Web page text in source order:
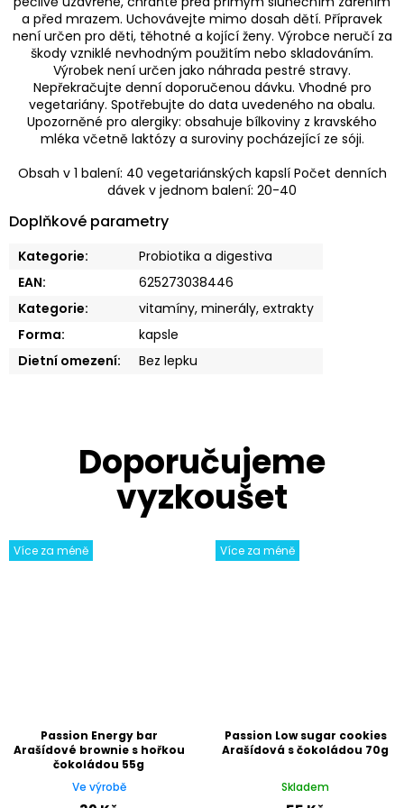
Více za méně
Passion Energy bar
Arašídové brownie s hořkou
čokoládou 55g
Ve výrobě
Více za méně
Passion Low sugar cookies
Arašídová s čokoládou 70g
Skladem
a před mrazem. Uchovávejte mimo dosah dětí. Přípravek
není určen pro děti, těhotné a kojící ženy. Výrobce neručí za
škody vzniklé nevhodným použitím nebo skladováním.
Výrobek není určen jako náhrada pestré stravy.
Nepřekračujte denní doporučenou dávku. Vhodné pro
vegetariány. Spotřebujte do data uvedeného na obalu.
Upozorněné pro alergiky: obsahuje bílkoviny z kravského
mléka včetně laktózy a suroviny pocházející ze sóji.
Obsah v 1 balení: 40 vegetariánských kapslí Počet denních
dávek v jednom balení: 20-40
Doplňkové parametry
Kategorie:
Probiotika a digestiva
EAN:
625273038446
Kategorie:
vitamíny, minerály, extrakty
Forma:
kapsle
Dietní omezení: Bez lepku